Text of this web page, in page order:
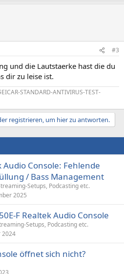
#3
und die Lautstaerke hast die du
dir zu leise ist.
STANDARD-ANTIVIRUS-TEST-
registrieren, um hier zu antworten.
Audio Console: Fehlende
/ Bass Management
Setups, Podcasting etc.
2025
F Realtek Audio Console
Setups, Podcasting etc.
2024
öffnet sich nicht?